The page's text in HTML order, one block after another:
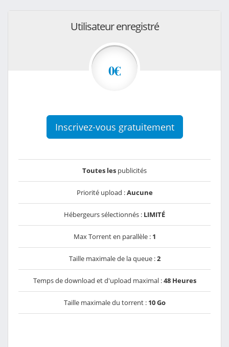
Utilisateur enregistré
0€
Inscrivez-vous gratuitement
Toutes les publicités
Priorité upload :Aucune
Hébergeurs sélectionnés : LIMITÉ
Max Torrent en parallèle : 1
Taille maximale de la queue :2
Temps de download et d'upload maximal :48 Heures
Taille maximale du torrent : 10 Go